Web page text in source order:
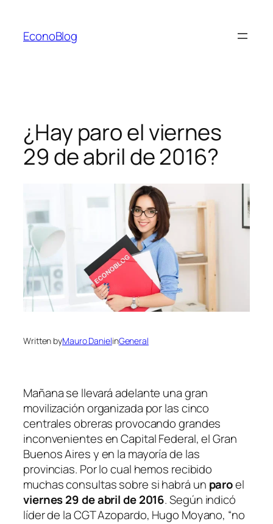
contenido
EconoBlog
¿Hay paro el viernes
29 de abril de 2016?
Written byMauro DanielinGeneral
Mañana se llevará adelante una gran
movilización organizada por las cinco
centrales obreras provocando grandes
inconvenientes en Capital Federal, el Gran
Buenos Aires y en la mayoría de las
provincias. Por lo cual hemos recibido
muchas consultas sobre si habrá un paroel
viernes 29 de abril de 2016. Según indicó
líder de la CGT Azopardo, Hugo Moyano, “no